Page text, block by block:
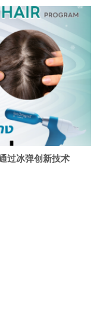
通过冰弹创新技术